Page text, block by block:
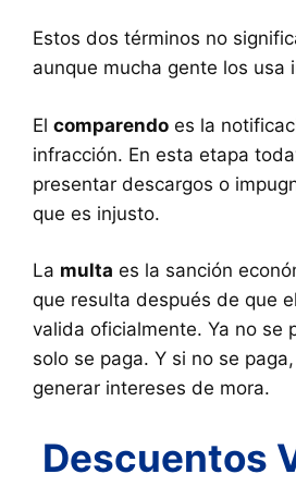
Estos dos términos no
aunque mucha gente los usa
El comparendo es la
infracción. En esta etapa
presentar descargos o
que es injusto.
La multa es la sanción
que resulta después de que
valida oficialmente. Ya no se
solo se paga. Y si no se
generar intereses de mora.
Descuentos